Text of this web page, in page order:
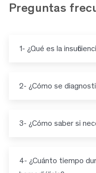
Preguntas
1- ¿Qué es la
2- ¿Cómo se
3- ¿Cómo saber si
4- ¿Cuánto tiempo